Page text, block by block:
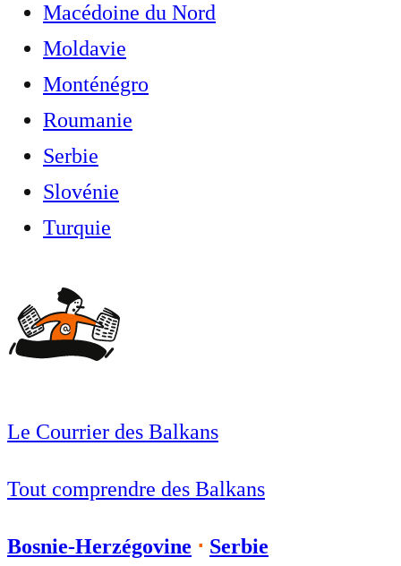
Macédoine du Nord
Moldavie
Monténégro
Roumanie
Serbie
Slovénie
Turquie
Le Courrier des Balkans
Tout comprendre des Balkans
Bosnie-Herzégovine ⋅ Serbie